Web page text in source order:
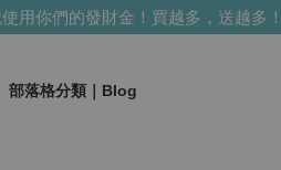
你們的發財金！買越多，送越多！
部落格分類｜Blog